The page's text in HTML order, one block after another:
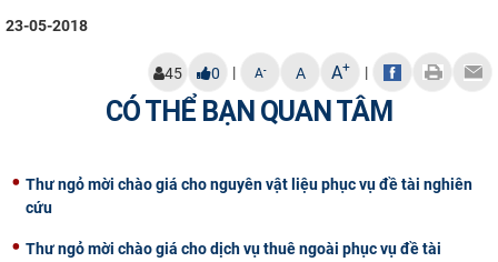
CỰU NGƯỜI HỌC
23-05-2018
45 0 | A- A A+ |
CÓ THỂ BẠN QUAN TÂM
Thư ngỏ mời chào giá cho nguyên vật liệu phục vụ đề tài nghiên
cứu
Thư ngỏ mời chào giá cho dịch vụ thuê ngoài phục vụ đề tài